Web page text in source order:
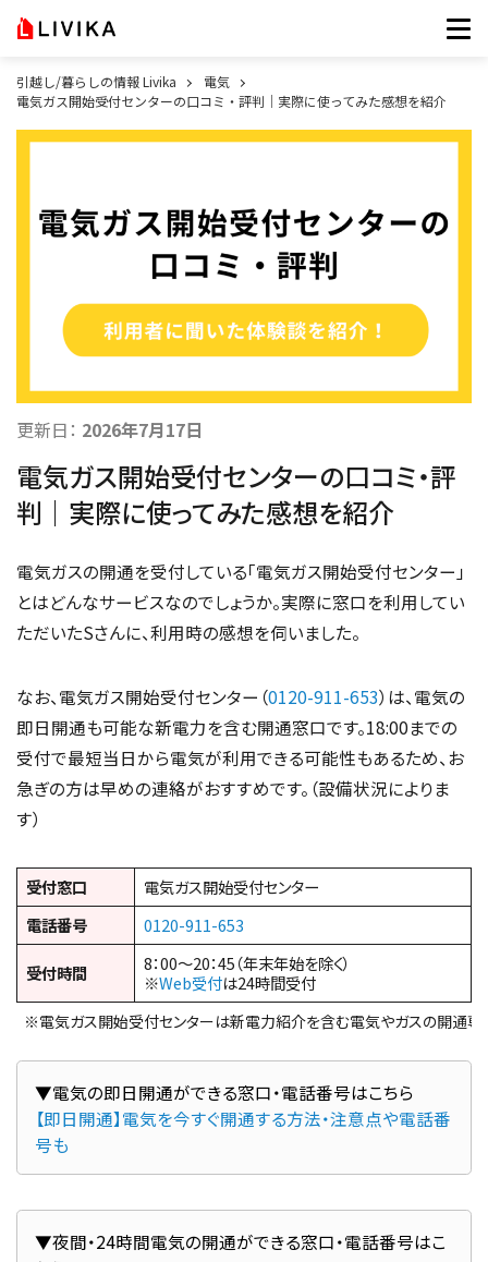
引越し/暮らしの情報 Livika
電気
電気ガス開始受付センターの口コミ・評判｜実際に使ってみた感想を紹介
更新日： 2026年7月17日
電気ガス開始受付センターの口コミ・評
判｜実際に使ってみた感想を紹介
電気ガスの開通を受付している「電気ガス開始受付センター」
とはどんなサービスなのでしょうか。実際に窓口を利用してい
ただいたSさんに、利用時の感想を伺いました。
なお、電気ガス開始受付センター（0120-911-653）は、電気の
即日開通も可能な新電力を含む開通窓口です。18:00までの
受付で最短当日から電気が利用できる可能性もあるため、お
急ぎの方は早めの連絡がおすすめです。（設備状況によりま
す）
受付窓口
電気ガス開始受付センター
電話番号
0120-911-653
受付時間
8：00～20：45（年末年始を除く）
※Web受付は24時間受付
※電気ガス開始受付センターは新電力紹介を含む電気やガスの開通専
【即日開通】電気を今すぐ開通する方法・注意点や電話番
号も
▼夜間・24時間電気の開通ができる窓口・電話番号はこ